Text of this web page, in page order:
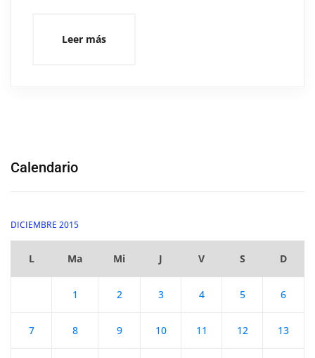
Leer más
Calendario
DICIEMBRE 2015
L Ma Mi J V S D
1 2 3 4 5 6
7 8 9 10 11 12 13